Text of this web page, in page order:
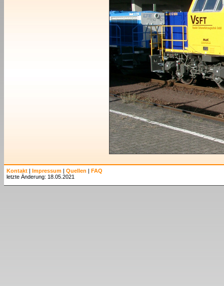
Kontakt | Impressum | Quellen | FAQ
letzte Änderung: 18.05.2021